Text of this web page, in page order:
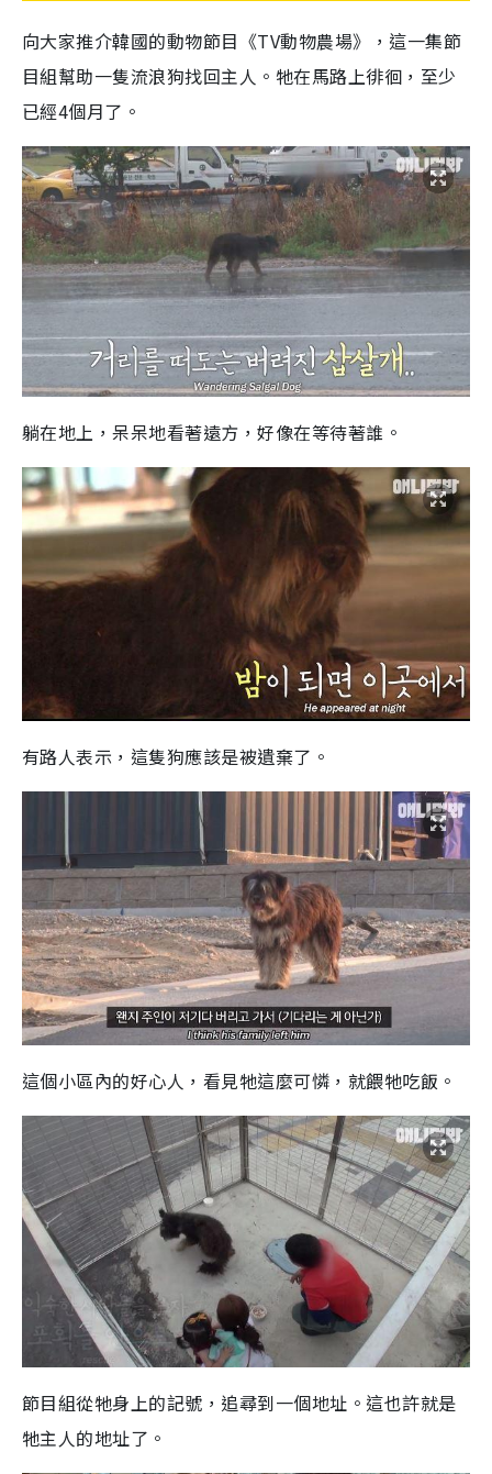
向大家推介韓國的動物節目《TV動物農場》，這一集節
目組幫助一隻流浪狗找回主人。牠在馬路上徘徊，至少
已經4個月了。
躺在地上，呆呆地看著遠方，好像在等待著誰。
有路人表示，這隻狗應該是被遺棄了。
這個小區內的好心人，看見牠這麼可憐，就餵牠吃飯。
節目組從牠身上的記號，追尋到一個地址。這也許就是
牠主人的地址了。